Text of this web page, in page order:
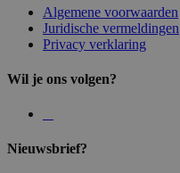
Algemene voorwaarden
Juridische vermeldingen
Privacy verklaring
Wil je ons volgen?
Nieuwsbrief?